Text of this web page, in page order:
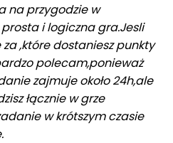
na przygodzie w
i logiczna gra.Jesli
,które dostaniesz punkty
polecam,ponieważ
zajmuje około 24h,ale
łącznie w grze
w krótszym czasie